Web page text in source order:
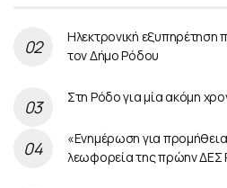
Ηλεκτρονική εξυπηρέτηση
τον Δήμο Ρόδου
Στη Ρόδο για μία ακόμη
«Ενημέρωση για προμήθεια
λεωφορεία της πρώην ΔΕΣ